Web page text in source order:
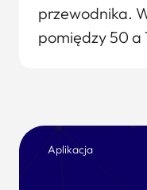
przewodnika.
pomiędzy 50 a
Aplikacja